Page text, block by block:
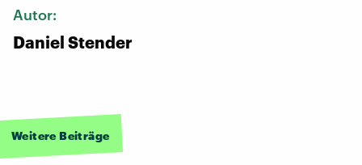
Autor:
Daniel Stender
Weitere Beiträge